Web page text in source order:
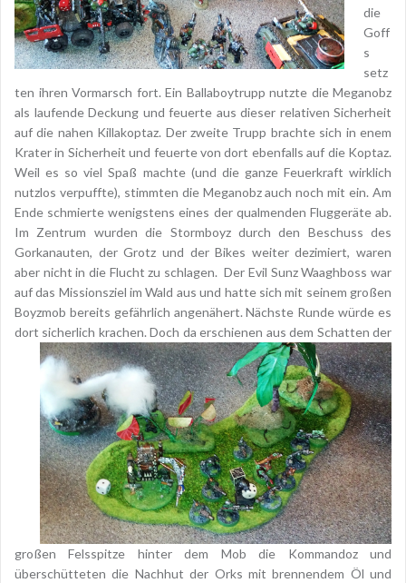
die
Goff
s
setz
ten ihren Vormarsch fort. Ein Ballaboytrupp nutzte die Meganobz
als laufende Deckung und feuerte aus dieser relativen Sicherheit
auf die nahen Killakoptaz. Der zweite Trupp brachte sich in enem
Krater in Sicherheit und feuerte von dort ebenfalls auf die Koptaz.
Weil es so viel Spaß machte (und die ganze Feuerkraft wirklich
nutzlos verpuffte), stimmten die Meganobz auch noch mit ein. Am
Ende schmierte wenigstens eines der qualmenden Fluggeräte ab.
Im Zentrum wurden die Stormboyz durch den Beschuss des
Gorkanauten, der Grotz und der Bikes weiter dezimiert, waren
aber nicht in die Flucht zu schlagen. Der Evil Sunz Waaghboss war
auf das Missionsziel im Wald aus und hatte sich mit seinem großen
Boyzmob bereits gefährlich angenähert. Nächste Runde würde es
dort sicherlich krachen.Doch da erschienen aus dem Schatten der
großen Felsspitze hinter dem Mob die Kommandoz und
überschütteten die Nachhut der Orks mit brennendem Öl und